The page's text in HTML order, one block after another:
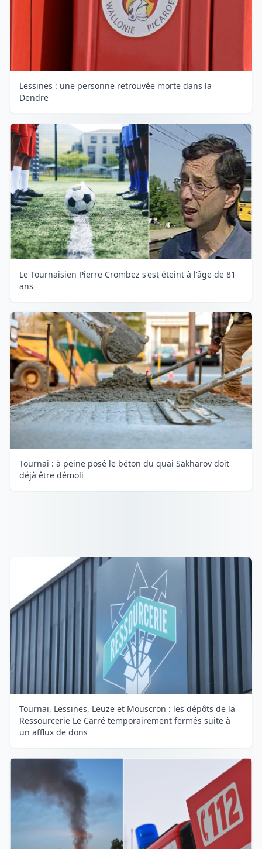
Lessines : une personne retrouvée morte dans la
Dendre
Le Tournaisien Pierre Crombez s'est éteint à l'âge de 81
ans
Tournai : à peine posé le béton du quai Sakharov doit
déjà être démoli
Tournai, Lessines, Leuze et Mouscron : les dépôts de la
Ressourcerie Le Carré temporairement fermés suite à
un afflux de dons